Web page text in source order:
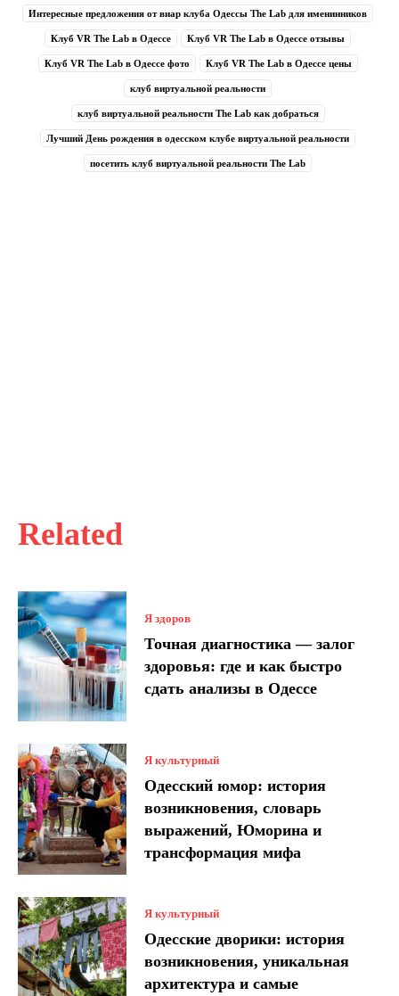
Related
Я здоров
Точная диагностика — залог
здоровья: где и как быстро
сдать анализы в Одессе
Я культурный
Одесский юмор: история
возникновения, словарь
выражений, Юморина и
трансформация мифа
Я культурный
Одесские дворики: история
возникновения, уникальная
архитектура и самые
Интересные предложения от виар клуба Одессы The Lab для именинников
Клуб VR The Lab в Одессе Клуб VR The Lab в Одессе отзывы
Клуб VR The Lab в Одессе фото Клуб VR The Lab в Одессе цены
клуб виртуальной реальности
клуб виртуальной реальности The Lab как добраться
Лучший День рождения в одесском клубе виртуальной реальности
посетить клуб виртуальной реальности The Lab